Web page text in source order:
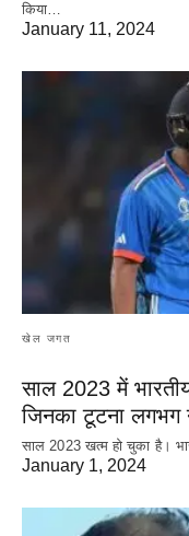
किया…
January 11, 2024
खेल जगत
साल 2023 में
जिनका टूटना लगभग
साल 2023 खत्म हो चुका है।
January 1, 2024